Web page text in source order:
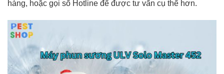
hàng, hoặc gọi số Hotline để được tư vấn cụ thể hơn.